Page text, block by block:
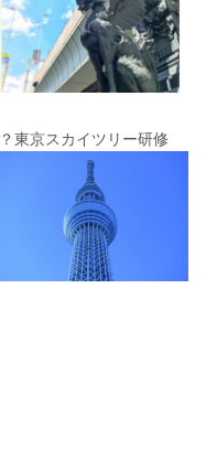
東京スカイツリー研修